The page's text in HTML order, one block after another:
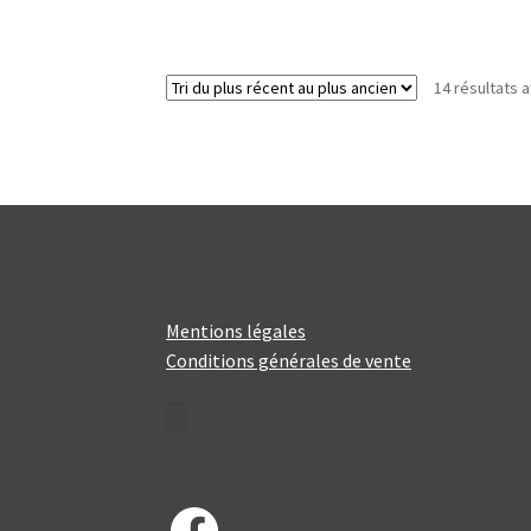
14 résultats
Mentions légales
Conditions générales de vente
Facebook